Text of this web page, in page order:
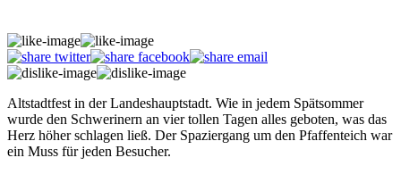
Altstadtfest in der Landeshauptstadt. Wie in jedem Spätsommer
wurde den Schwerinern an vier tollen Tagen alles geboten, was das
Herz höher schlagen ließ. Der Spaziergang um den Pfaffenteich war
ein Muss für jeden Besucher.